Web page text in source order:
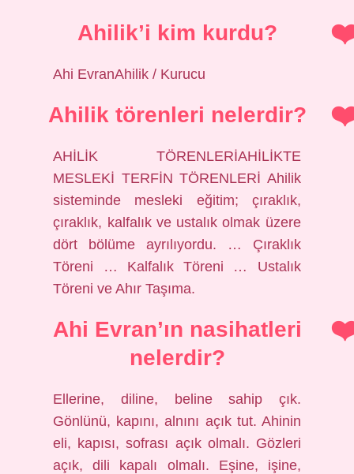
Ahilik’i kim kurdu?
Ahi EvranAhilik / Kurucu
Ahilik törenleri nelerdir?
AHİLİK TÖRENLERİAHİLİKTE
MESLEKİ TERFİN TÖRENLERİ Ahilik
sisteminde mesleki eğitim; çıraklık,
çıraklık, kalfalık ve ustalık olmak üzere
dört bölüme ayrılıyordu. … Çıraklık
Töreni … Kalfalık Töreni … Ustalık
Töreni ve Ahır Taşıma.
Ahi Evran’ın nasihatleri
nelerdir?
Ellerine, diline, beline sahip çık.
Gönlünü, kapını, alnını açık tut. Ahinin
eli, kapısı, sofrası açık olmalı. Gözleri
açık, dili kapalı olmalı. Eşine, işine,